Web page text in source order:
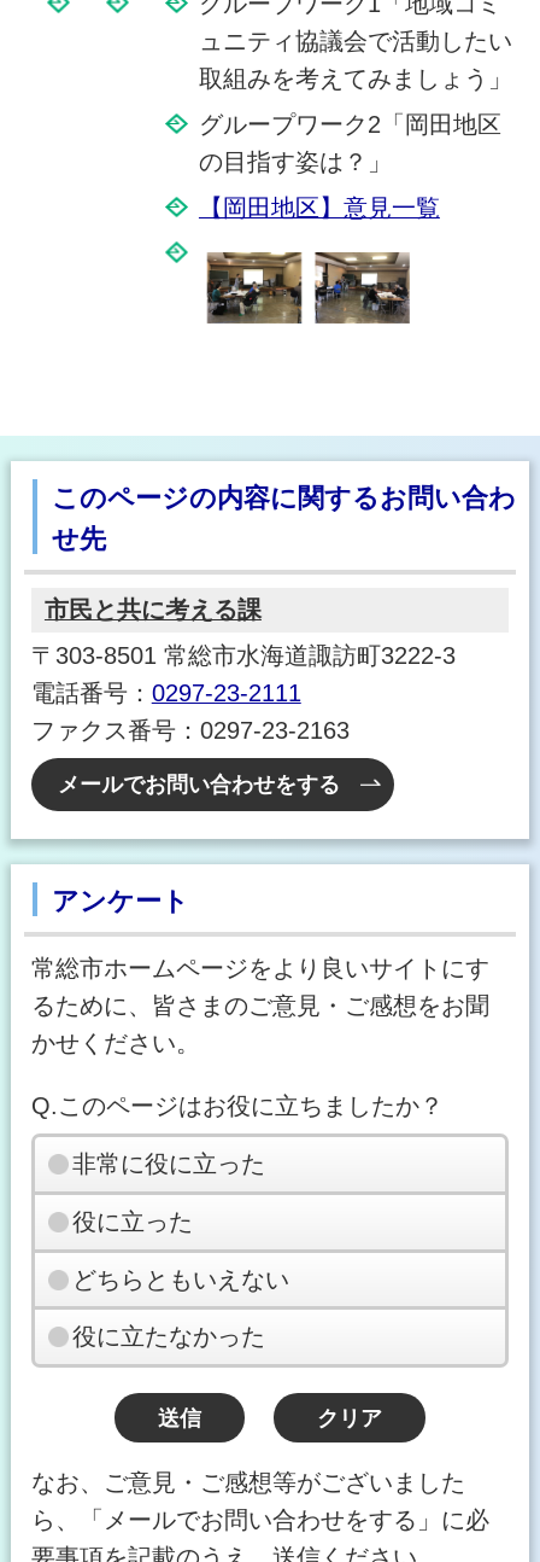
ュニティ協議会で活動したい
取組みを考えてみましょう」
グループワーク2「岡田地区
の目指す姿は？」
【岡田地区】意見一覧
このページの内容に関するお問い合わ
せ先
市民と共に考える課
〒303-8501 常総市水海道諏訪町3222-3
電話番号： 0297-23-2111
ファクス番号：0297-23-2163
メールでお問い合わせをする
アンケート
常総市ホームページをより良いサイトにす
るために、皆さまのご意見・ご感想をお聞
かせください。
Q.このページはお役に立ちましたか？
非常に役に立った
役に立った
どちらともいえない
役に立たなかった
なお、ご意見・ご感想等がございました
ら、「メールでお問い合わせをする」に必